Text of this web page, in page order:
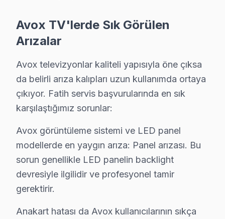
Taya Hatun'da Avox TV Servisi
Taya Hatun Mahallesi, modern yaşamın izlerini
Topkapı'da Avox TV Servisi
Topkapı Mahallesi, tarihi ve modernin iç içe geçtiği
Yavuz Sinan'da Avox TV Servisi
Yavuz Sinan Mahallesi, sakin bir yaşam sunarken
Yavuz Sultan Selim'de Avox TV Servisi
Yavuz Sultan Selim Mahallesi, geniş bir alana
Yedikule'de Avox TV Servisi
Yedikule Mahallesi, tarihi bir geçmişin izlerini
Avox TV'lerde Sık Görülen
Arızalar
Avox televizyonlar kaliteli yapısıyla öne çıksa
da belirli arıza kalıpları uzun kullanımda ortaya
çıkıyor. Fatih servis başvurularında en sık
karşılaştığımız sorunlar:
Avox görüntüleme sistemi ve LED panel
modellerde en yaygın arıza: Panel arızası. Bu
sorun genellikle LED panelin backlight
devresiyle ilgilidir ve profesyonel tamir
gerektirir.
Anakart hatası da Avox kullanıcılarının sıkça